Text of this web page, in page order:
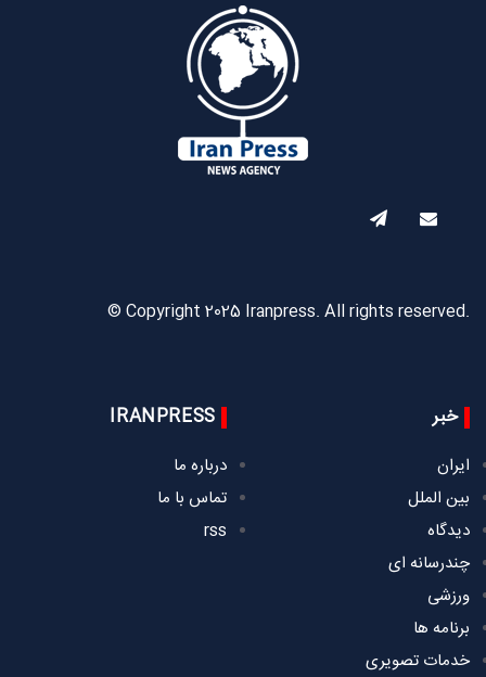
© Copyright 2025 Iranpress. All rights reserved.
خبر
ایران
بین الملل
دیدگاه
چندرسانه ای
ورزشی
برنامه ها
خدمات تصویری
IRANPRESS
درباره ما
تماس با ما
rss